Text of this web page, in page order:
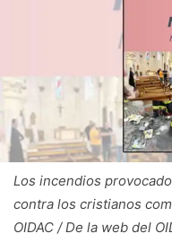
Los incendios
contra los cristianos
OIDAC / De la web del